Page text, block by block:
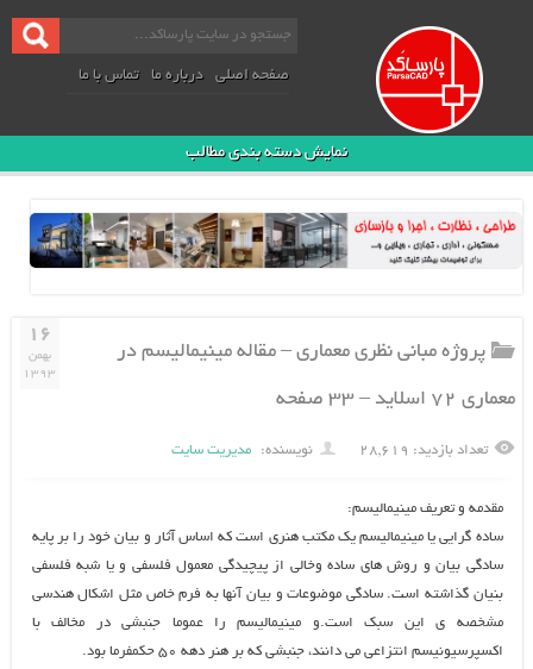
صفحه اصلی درباره ما تماس با ما
نمایش دسته بندی مطالب
۱۶
بهمن
۱۳۹۳
پروژه مبانی نظری معماری – مقاله مینیمالیسم در
معماری ۷۲ اسلاید – ۳۳ صفحه
تعداد بازدید: ۲۸,۶۱۹ نویسنده: مدیریت سایت
مقدمه و تعریف مینیمالیسم:
ساده گرایی یا مینیمالیسم یک مکتب هنری است که اساس آثار و بیان خود را بر پایه
سادگی بیان و روش های ساده وخالی از پیچیدگی معمول فلسفی و یا شبه فلسفی
بنیان گذاشته است. سادگی موضوعات و بیان آنها به فرم خاص مثل اشکال هندسی
مشخصه ی این سبک است.و مینیمالیسم را عموما جنبشی در مخالف با
اکسپرسیونیسم انتزاعی می دانند، جنبشی که بر هنر دهه ۵۰ حکمفرما بود.